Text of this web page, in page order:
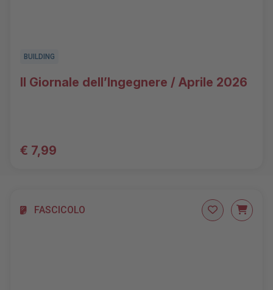
BUILDING
Il Giornale dell’Ingegnere / Aprile 2026
€ 7,99
FASCICOLO